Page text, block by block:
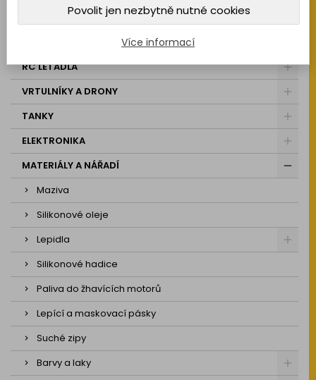
RC LETADLA
VRTULNÍKY A DRONY
TANKY
ELEKTRONIKA
MATERIÁLY A NÁŘADÍ
Maziva
Silikonové oleje
Lepidla
Silikonové hadice
Paliva do žhavících motorů
Lepící a maskovací pásky
Suché zipy
Barvy a laky
Povolit jen nezbytně nutné cookies
Více informací